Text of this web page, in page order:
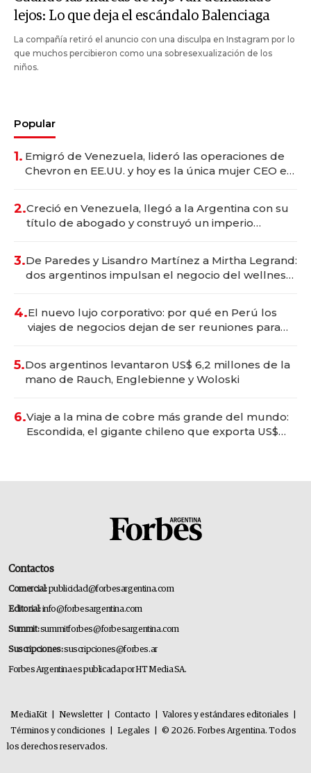
lejos: Lo que deja el escándalo Balenciaga
La compañía retiró el anuncio con una disculpa en Instagram por lo
que muchos percibieron como una sobresexualización de los
niños.
Popular
1. Emigró de Venezuela, lideró las operaciones de
Chevron en EE.UU. y hoy es la única mujer CEO en
2.Creció en Venezuela, llegó a la Argentina con su
título de abogado y construyó un imperio
3.De Paredes y Lisandro Martínez a Mirtha Legrand:
dos argentinos impulsan el negocio del wellness
4.El nuevo lujo corporativo: por qué en Perú los
viajes de negocios dejan de ser reuniones para
5.Dos argentinos levantaron US$ 6,2 millones de la
mano de Rauch, Englebienne y Woloski
6.Viaje a la mina de cobre más grande del mundo:
Escondida, el gigante chileno que exporta US$
Contactos
Comercial:publicidad@forbesargentina.com
Editorial:info@forbesargentina.com
Summit:summitforbes@forbesargentina.com
Suscripciones:suscripciones@forbes.ar
Forbes Argentina es publicada por HT Media SA.
MediaKit Newsletter Contacto Valores y estándares editoriales
Términos y condiciones
Legales
© 2026. Forbes Argentina. Todos
los derechos reservados.